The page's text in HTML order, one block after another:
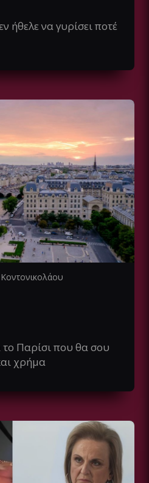
ήθελε να γυρίσει ποτέ
Παρίσι που θα σου
χρήμα